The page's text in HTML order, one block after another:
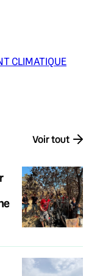
CLIMATIQUE
Voir tout